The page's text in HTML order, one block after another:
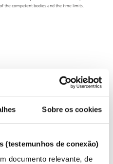
Sobre os cookies
(testemunhos de conexão)
documento relevante, de
the competent bodies and the time limits.